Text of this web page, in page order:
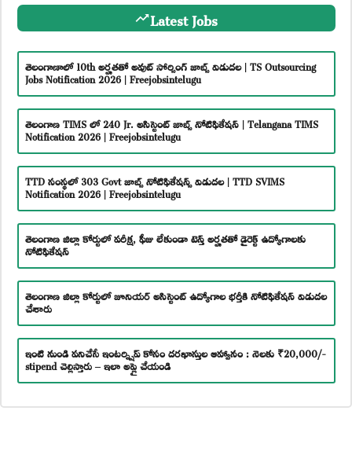
Latest Jobs
తెలంగాణాలో 10th అర్హతతో అవుట్ సోర్సింగ్ జాబ్స్ విడుదల | TS Outsourcing
Jobs Notification 2026 | Freejobsintelugu
తెలంగాణ TIMS లో 240 Jr. అసిస్టెంట్ జాబ్స్ నోటిఫికేషన్ | Telangana TIMS
Notification 2026 | Freejobsintelugu
TTD సంస్థలో 303 Govt జాబ్స్ నోటిఫికేషన్స్ విడుదల | TTD SVIMS
Notification 2026 | Freejobsintelugu
తెలంగాణ జిల్లా కోర్టులో పరీక్ష, ఫీజు లేకుండా టెన్త్ అర్హతతో డైరెక్ట్ ఉద్యోగాలకు
నోటిఫికేషన్
తెలంగాణ జిల్లా కోర్టులో జూనియర్ అసిస్టెంట్ ఉద్యోగాల భర్తీకి నోటిఫికేషన్ విడుదల
చేశారు
ఇంటి నుండి పనిచేసే ఇంటర్న్షిప్ కోసం దరఖాస్తుల ఆహ్వానం : నెలకు ₹20,000/-
stipend చెల్లిస్తారు – ఇలా అప్లై చేయండి